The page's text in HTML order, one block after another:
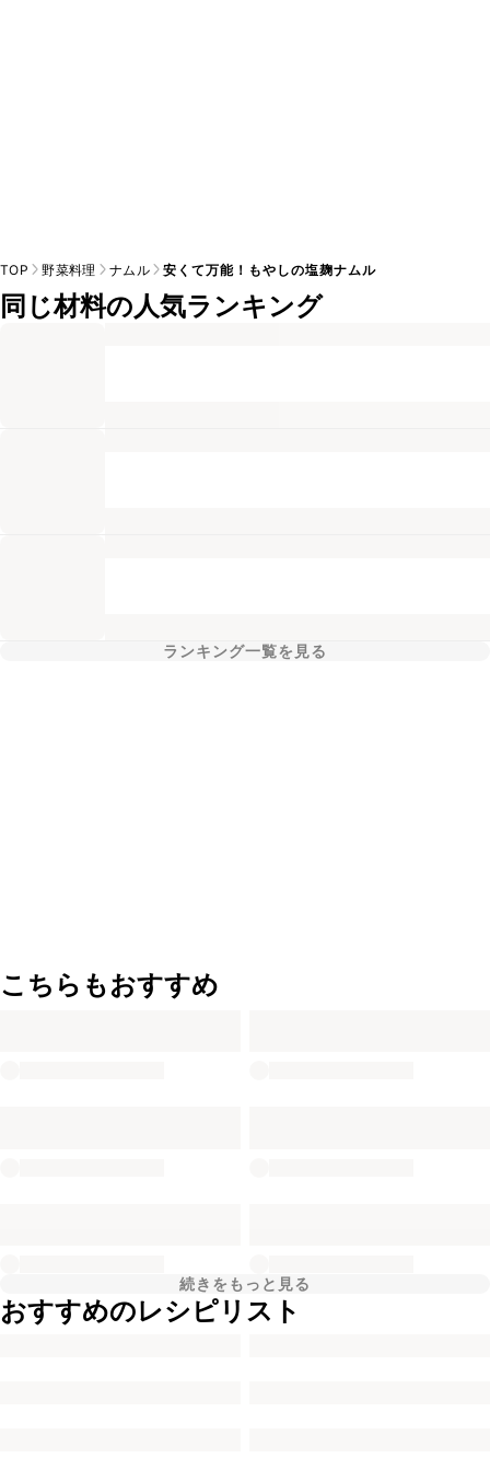
TOP 野菜料理 ナムル 安くて万能！もやしの塩麹ナムル
同じ材料の人気ランキング
ランキング一覧を見る
こちらもおすすめ
続きをもっと見る
おすすめのレシピリスト